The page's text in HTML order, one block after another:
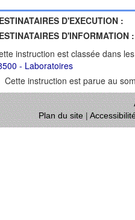
D'EXECUTION :
D'INFORMATION :
instruction est classée dans
- Laboratoires
Cette instruction est parue au
Plan du site|